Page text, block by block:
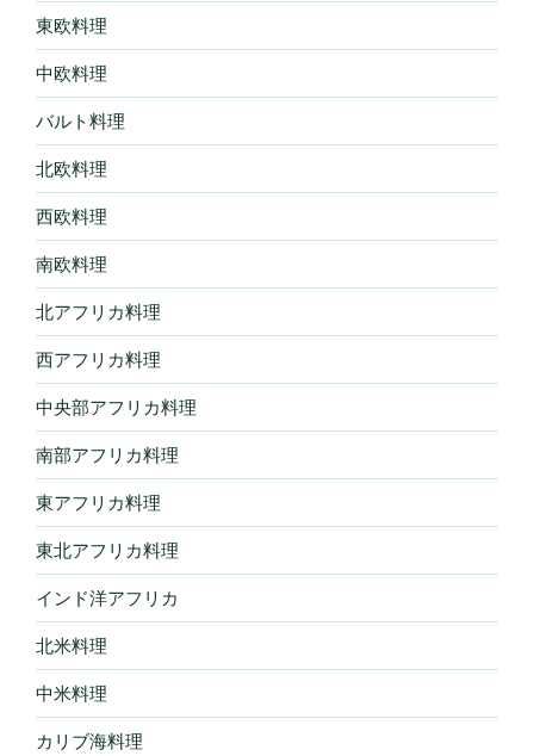
東欧料理
中欧料理
バルト料理
北欧料理
西欧料理
南欧料理
北アフリカ料理
西アフリカ料理
中央部アフリカ料理
南部アフリカ料理
東アフリカ料理
東北アフリカ料理
インド洋アフリカ
北米料理
中米料理
カリブ海料理